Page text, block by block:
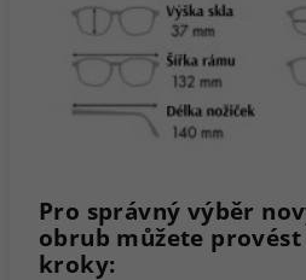
Pro správný výběr
obrub můžete
kroky: